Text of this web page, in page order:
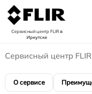
Сервисный центр FLIRв
Иркутске
Сервисный центр FLIR
О сервисе